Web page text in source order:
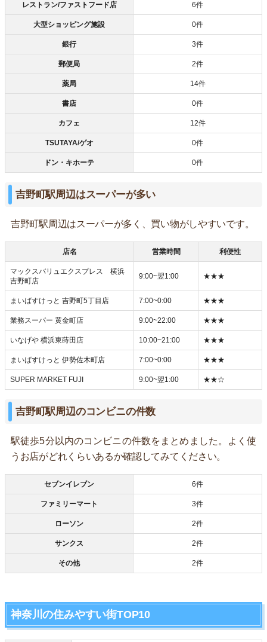
レストラン/ファストフード店 6件
大型ショッピング施設 0件
銀行 3件
郵便局 2件
薬局 14件
書店 0件
カフェ 12件
TSUTAYA/ゲオ 0件
ドン・キホーテ 0件
吉野町駅周辺はスーパーが多い
吉野町駅周辺はスーパーが多く、買い物がしやすいです。
店名 営業時間 利便性
マックスバリュエクスプレス 横浜
吉野町店
9:00~翌1:00 ★★★
まいばすけっと 吉野町5丁目店 7:00~0:00 ★★★
業務スーパー 黄金町店 9:00~22:00 ★★★
いなげや 横浜東蒔田店 10:00~21:00 ★★★
まいばすけっと 伊勢佐木町店 7:00~0:00 ★★★
SUPER MARKET FUJI 9:00~翌1:00 ★★☆
吉野町駅周辺のコンビニの件数
駅徒歩5分以内のコンビニの件数をまとめました。よく使
うお店がどれくらいあるか確認してみてください。
セブンイレブン 6件
ファミリーマート 3件
ローソン 2件
サンクス 2件
その他 2件
神奈川の住みやすい街TOP10